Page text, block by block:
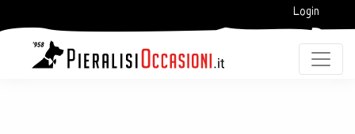
Login